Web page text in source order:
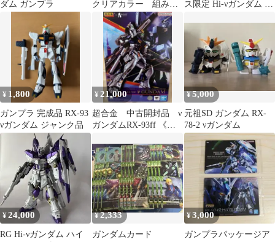
ダム ガンプラ
クリアカラー 組み立
て済み
ス限定 Hi-νガンダム チ
¥ 1,800
ガンプラ 完成品 RX-93
νガンダム ジャンク品
¥ 21,000
超合金 中古開封品 ν
ガンダムRX-93ff 《機
シャア》
¥5,000
元祖SD ガンダム RX-
78-2 νガンダム
¥24,000
RG Hi-νガンダム ハイ
¥2,333
ガンダムカード
¥3,000
ガンプラパッケージア